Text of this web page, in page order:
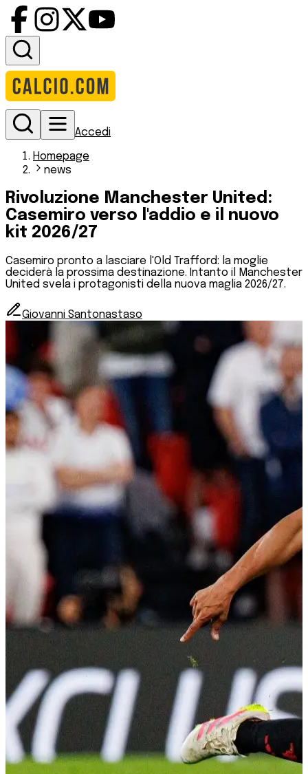
Accedi
Homepage
news
Rivoluzione Manchester United:
Casemiro verso l'addio e il nuovo
kit 2026/27
Casemiro pronto a lasciare l'Old Trafford: la moglie
deciderà la prossima destinazione. Intanto il Manchester
United svela i protagonisti della nuova maglia 2026/27.
Giovanni Santonastaso